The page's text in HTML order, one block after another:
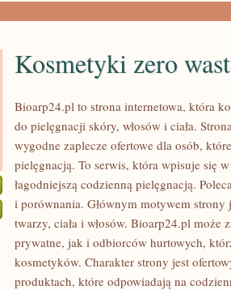
KOSMETYKI
ZERO
WASTE
Kosmetyki zero
Bioarp24.pl to strona internetowa, która
do pielęgnacji skóry, włosów i ciała.
wygodne zaplecze ofertowe dla osób,
pielęgnacją. To serwis, która wpisuje się
łagodniejszą codzienną pielęgnacją.
i porównania. Głównym motywem strony
twarzy, ciała i włosów. Bioarp24.pl może
prywatne, jak i odbiorców hurtowych,
kosmetyków. Charakter strony jest
produktach, które odpowiadają na